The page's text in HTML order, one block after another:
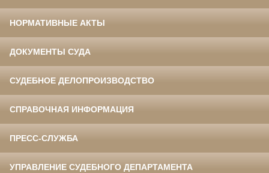
НОРМАТИВНЫЕ АКТЫ
ДОКУМЕНТЫ СУДА
СУДЕБНОЕ ДЕЛОПРОИЗВОДСТВО
СПРАВОЧНАЯ ИНФОРМАЦИЯ
ПРЕСС-СЛУЖБА
УПРАВЛЕНИЕ СУДЕБНОГО ДЕПАРТАМЕНТА